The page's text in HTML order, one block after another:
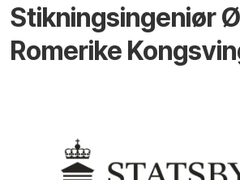
Stikningsingeniør
Romerike